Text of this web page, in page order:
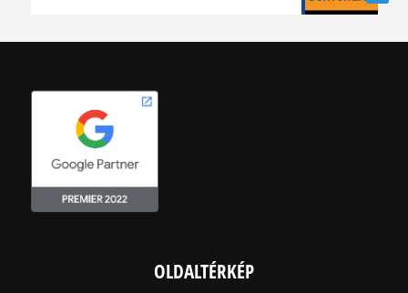
OLDALTÉRKÉP